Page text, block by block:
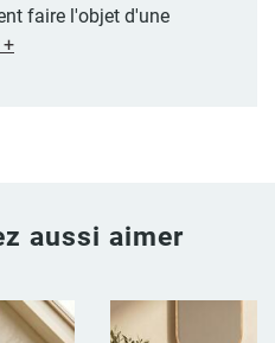
faire l'objet d'une
+
aussi aimer